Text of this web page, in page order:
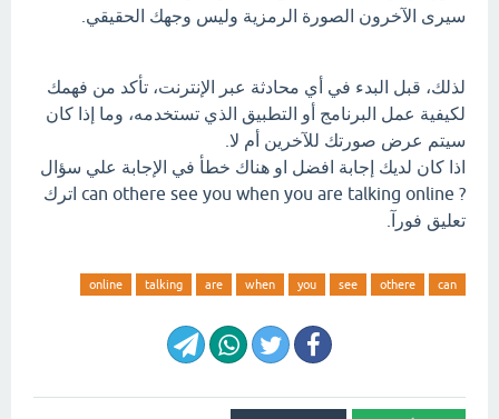
سيرى الآخرون الصورة الرمزية وليس وجهك الحقيقي.
لذلك، قبل البدء في أي محادثة عبر الإنترنت، تأكد من فهمك
لكيفية عمل البرنامج أو التطبيق الذي تستخدمه، وما إذا كان
سيتم عرض صورتك للآخرين أم لا.
اذا كان لديك إجابة افضل او هناك خطأ في الإجابة علي سؤال
? can othere see you when you are talking online اترك
تعليق فورآ.
can
othere
see
you
when
are
talking
online